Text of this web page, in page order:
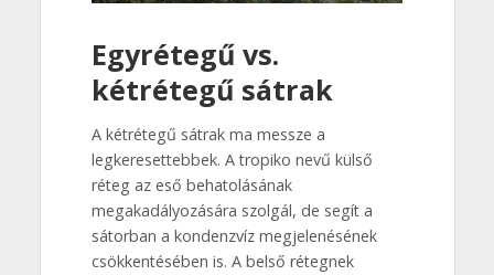
Egyrétegű vs.
kétrétegű sátrak
A kétrétegű sátrak ma messze a
legkeresettebbek. A tropiko nevű külső
réteg az eső behatolásának
megakadályozására szolgál, de segít a
sátorban a kondenzvíz megjelenésének
csökkentésében is. A belső rétegnek